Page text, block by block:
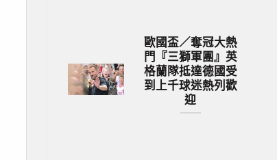
歐國盃／奪冠大熱
門『三獅軍團』英
格蘭隊抵達德國受
到上千球迷熱列歡
迎